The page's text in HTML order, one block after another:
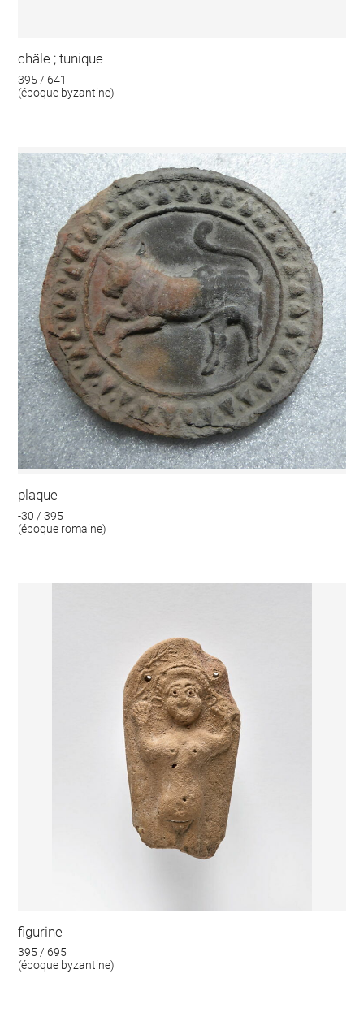
châle ; tunique
395 / 641
(époque byzantine)
plaque
-30 / 395
(époque romaine)
figurine
395 / 695
(époque byzantine)